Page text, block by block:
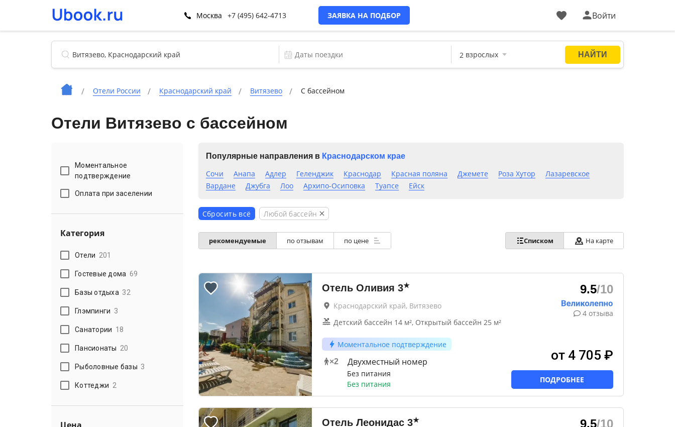
Москва +7 (495) 642-4713 ЗАЯВКА НА ПОДБОР Войти
Отели России Краснодарский край Витязево C бассейном
Отели Витязево с бассейном
Моментальное
подтверждение
Оплата при заселении
Категория
Отели 201
Гостевые дома 69
Базы отдыха 32
Глэмпинги 3
Санатории 18
Пансионаты 20
Рыболовные базы 3
Коттеджи 2
Популярные направления в Краснодарском крае
Сочи Анапа Адлер Геленджик Краснодар Красная поляна Джемете Роза Хутор
Лазаревское
Вардане
Джубга Лоо Архипо-Осиповка Туапсе Ейск
Сбросить всё Любой бассейн
рекомендуемые по отзывам по цене Списком На карте
Отель Оливия 3★
Краснодарский край, Витязево
Детский бассейн 14 м², Открытый бассейн 25 м²
Моментальное подтверждение
×2 Двухместный номер
Без питания
Без питания
9.5/10
4 отзыва
от 4 705 ₽
ПОДРОБНЕЕ
Отель Леонидас 3★ 9.5/10